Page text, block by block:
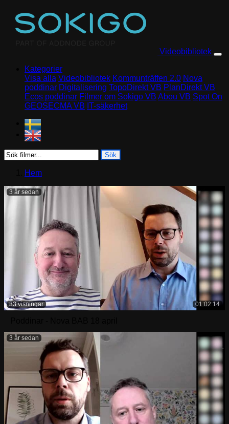
Videobibliotek
Kategorier
Visa alla Videobibliotek Kommunträffen 2.0 Nova
poddinar Digitalisering TopoDirekt VB PlanDirekt VB
Ecos poddinar Filmer om Sokigo VB Abou VB Spot On
GEOSECMA VB IT-säkerhet
Sök
Hem
01:02:14
33 visningar
3 år sedan
3 år sedan